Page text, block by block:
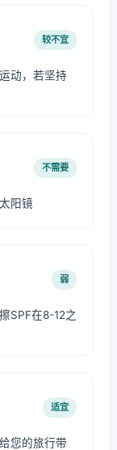
较不宜
动，若坚持
不需要
阳镜
弱
SPF在8-12之
适宜
您的旅行带